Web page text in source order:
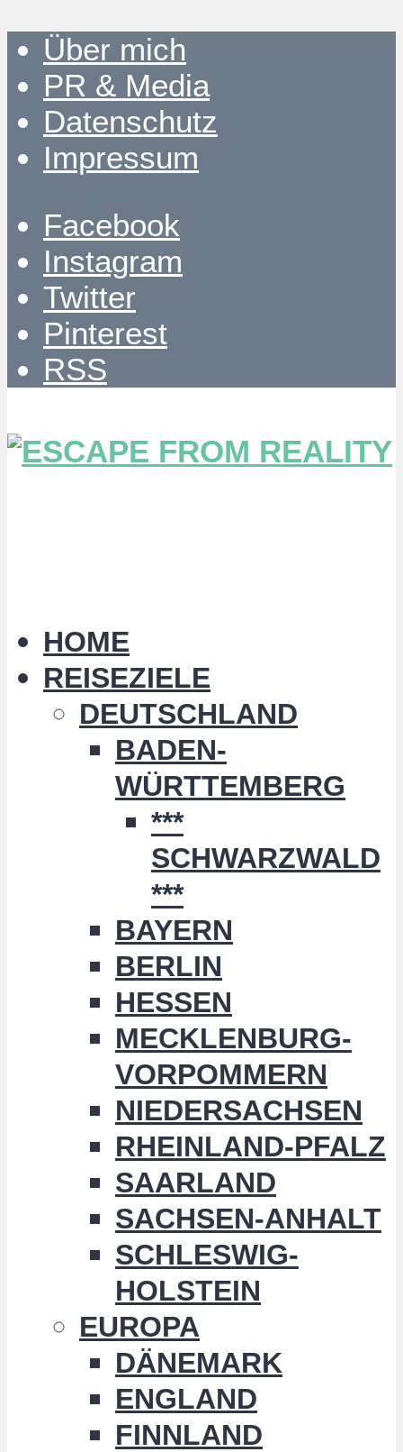
Über mich
PR & Media
Datenschutz
Impressum
Facebook
Instagram
Twitter
Pinterest
RSS
HOME
REISEZIELE
DEUTSCHLAND
BADEN-
WÜRTTEMBERG
***
SCHWARZWALD
***
BAYERN
BERLIN
HESSEN
MECKLENBURG-
VORPOMMERN
NIEDERSACHSEN
RHEINLAND-PFALZ
SAARLAND
SACHSEN-ANHALT
SCHLESWIG-
HOLSTEIN
EUROPA
DÄNEMARK
ENGLAND
FINNLAND